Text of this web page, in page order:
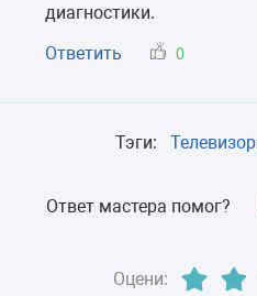
диагностики.
Ответить
0
Тэги:
Ответ мастера помог?
Оцени: